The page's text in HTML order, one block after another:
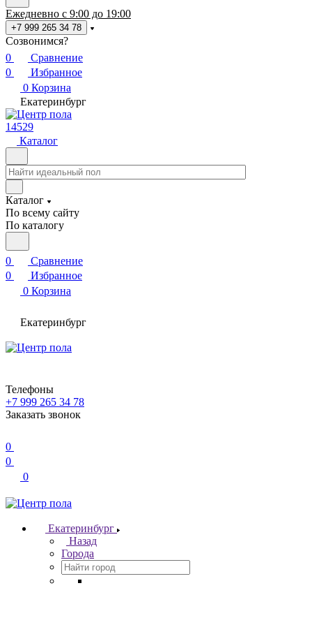
Ежедневно с 9:00 до 19:00
+7 999 265 34 78
Созвонимся?
0
Сравнение
0
Избранное
0 Корзина
Екатеринбург
14529
Каталог
Каталог
По всему сайту
По каталогу
0
Сравнение
0
Избранное
0 Корзина
Екатеринбург
Телефоны
+7 999 265 34 78
Заказать звонок
0
0
0
Екатеринбург
Назад
Города